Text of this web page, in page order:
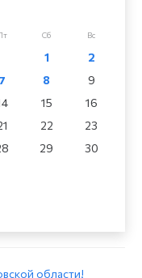
Сб Вс
1
2
7 8
9
15
16
22
23
29
30
области!